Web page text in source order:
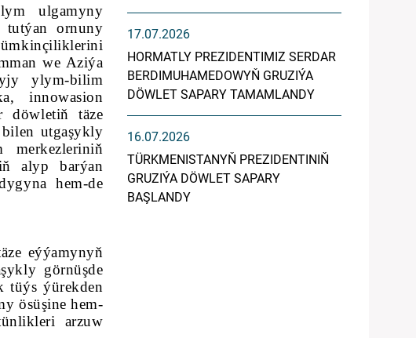
ulgamyny
tutýan ornuny
we Aziýa
ylym-bilim
innowasion
döwletiň täze
utgaşykly
alyp barýan
hem-de
eýýamynyň
görnüşde
tüýs ýürekden
ösüşine hem-
arzuw
17.07.2026
HORMATLY PREZIDENTIMIZ SERDAR
BERDIMUHAMEDOWYŇ GRUZIÝA
DÖWLET SAPARY TAMAMLANDY
16.07.2026
TÜRKMENISTANYŇ PREZIDENTINIŇ
GRUZIÝA DÖWLET SAPARY
BAŞLANDY